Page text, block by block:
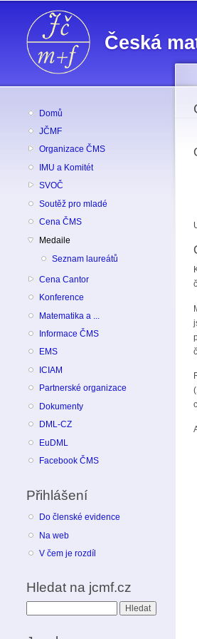
Česká
Domů
JČMF
Organizace ČMS
IMU a Komitét
SVOČ
Soutěž pro mladé
Cena ČMS
Medaile
Seznam laureátů
Cena Cantor
Konference
Matematika a ...
Informace ČMS
EMS
ICIAM
Partnerské organizace
Dokumenty
DML-CZ
EuDML
Facebook ČMS
Přihlášení
Do členské evidence
Na web
V čem je rozdíl
Hledat na jcmf.cz